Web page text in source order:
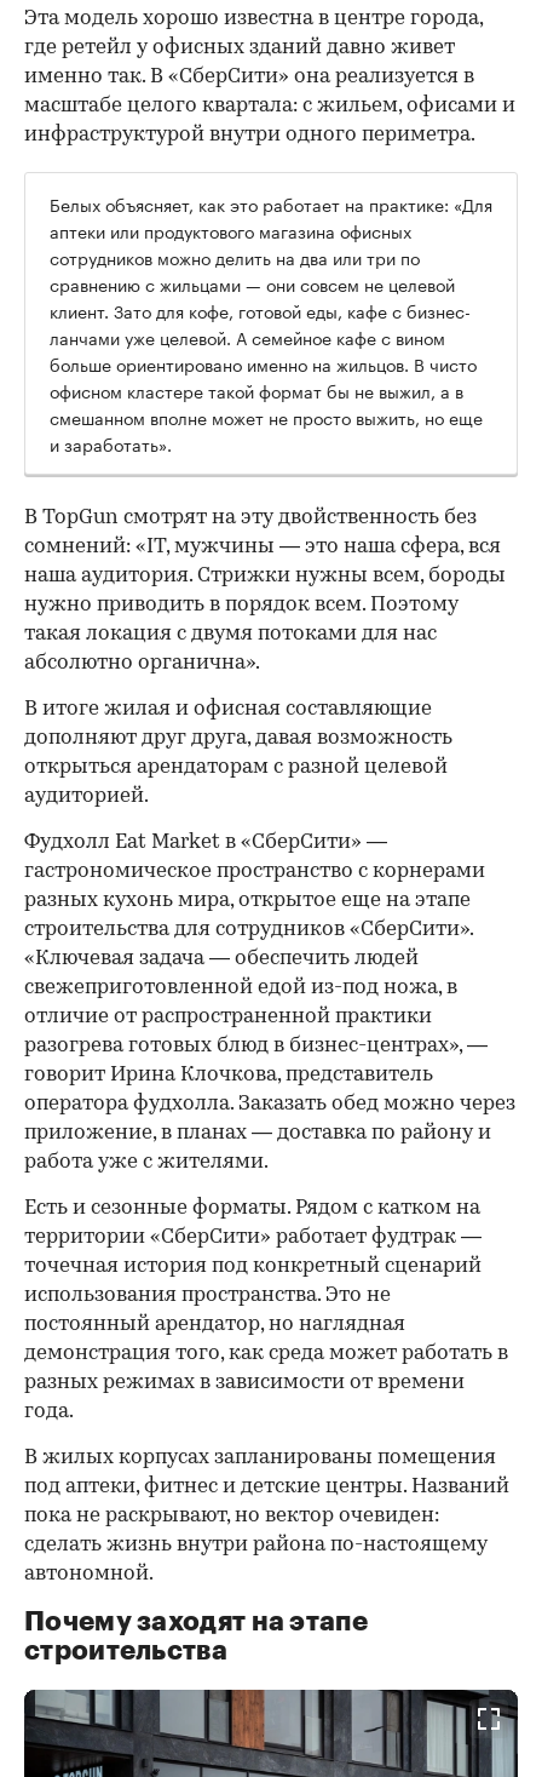
Эта модель хорошо известна в центре города,
где ретейл у офисных зданий давно живет
именно так. В «СберСити» она реализуется в
масштабе целого квартала: с жильем, офисами и
инфраструктурой внутри одного периметра.
Белых объясняет, как это работает на практике: «Для
аптеки или продуктового магазина офисных
сотрудников можно делить на два или три по
сравнению с жильцами — они совсем не целевой
клиент. Зато для кофе, готовой еды, кафе с бизнес-
ланчами уже целевой. А семейное кафе с вином
больше ориентировано именно на жильцов. В чисто
офисном кластере такой формат бы не выжил, а в
смешанном вполне может не просто выжить, но еще
и заработать».
В TopGun смотрят на эту двойственность без
сомнений: «IT, мужчины — это наша сфера, вся
наша аудитория. Стрижки нужны всем, бороды
нужно приводить в порядок всем. Поэтому
такая локация с двумя потоками для нас
абсолютно органична».
В итоге жилая и офисная составляющие
дополняют друг друга, давая возможность
открыться арендаторам с разной целевой
аудиторией.
Фудхолл Eat Market в «СберСити» —
гастрономическое пространство с корнерами
разных кухонь мира, открытое еще на этапе
строительства для сотрудников «СберСити».
«Ключевая задача — обеспечить людей
свежеприготовленной едой из-под ножа, в
отличие от распространенной практики
разогрева готовых блюд в бизнес-центрах», —
говорит Ирина Клочкова, представитель
оператора фудхолла. Заказать обед можно через
приложение, в планах — доставка по району и
работа уже с жителями.
Есть и сезонные форматы. Рядом с катком на
территории «СберСити» работает фудтрак —
точечная история под конкретный сценарий
использования пространства. Это не
постоянный арендатор, но наглядная
демонстрация того, как среда может работать в
разных режимах в зависимости от времени
года.
В жилых корпусах запланированы помещения
под аптеки, фитнес и детские центры. Названий
пока не раскрывают, но вектор очевиден:
сделать жизнь внутри района по-настоящему
автономной.
Почему заходят на этапе
строительства